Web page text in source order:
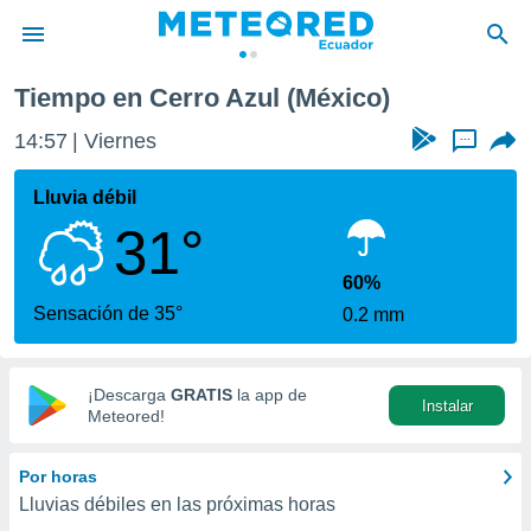
de
ha
para
que se
calidad.
a este
las
y
digital
basada
Tiempo en Cerro Azul (México)
14:57 Viernes ...
Lluvia débil
31°
Sensación de 35°
60%
0.2 mm
¡Descarga GRATIS la app de
Meteored!
Instalar
Por horas
Lluvias débiles en las próximas horas